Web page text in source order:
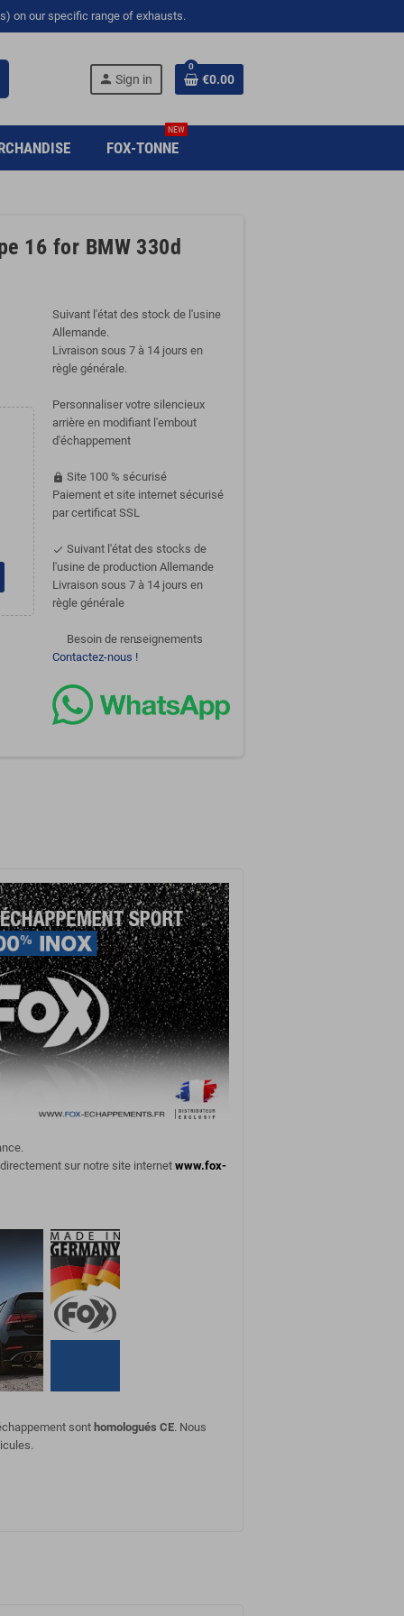
on our specific range of exhausts.
person Sign in
0
€0.00
FOX-TONNE
NEW
16 for BMW 330d
Suivant l'état des stock de l'usine
Allemande.
Livraison sous 7 à 14 jours en
règle générale.
Personnaliser votre silencieux
arrière en modifiant l'embout
d'échappement
https Site 100 % sécurisé
Paiement et site internet sécurisé
par certificat SSL
done Suivant l'état des stocks de
l'usine de production Allemande
Livraison sous 7 à 14 jours en
règle générale
support-agent
Besoin de renseignements
Contactez-nous !
sur notre site internetwww.fox-
sont homologués CE. Nous